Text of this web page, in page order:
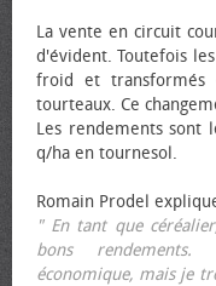
La vente en circuit
d'évident. Toutefois
froid et transformés
tourteaux. Ce
Les rendements sont
q/ha en tournesol.
Romain Prodel
" En tant que
bons
économique, mais je